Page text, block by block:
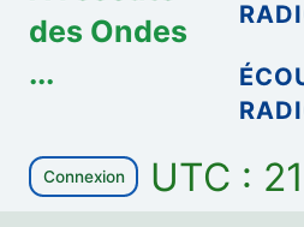
des Ondes
...
Connexion UTC :